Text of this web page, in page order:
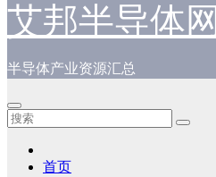
艾邦半导体网
半导体产业资源汇总
首页